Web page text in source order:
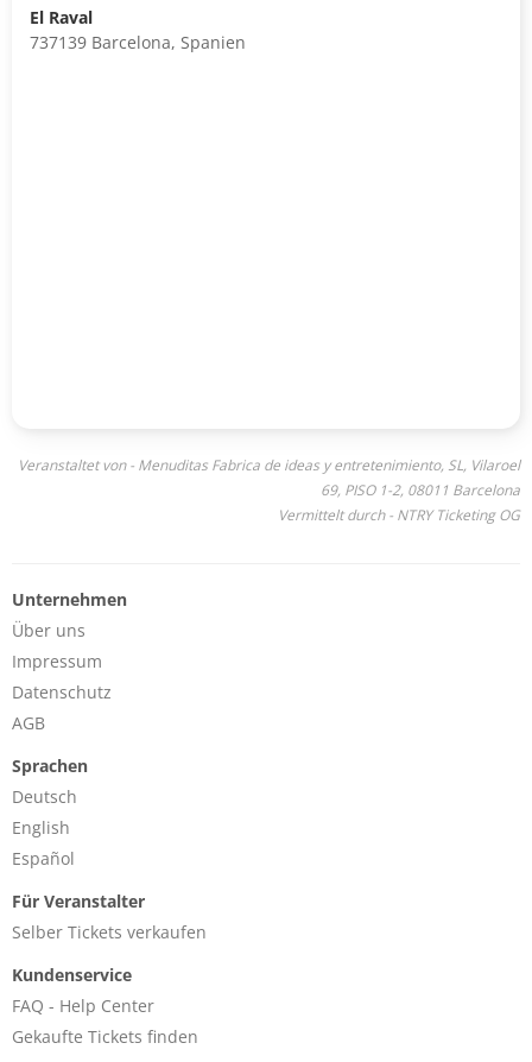
El Raval
737139 Barcelona, Spanien
Veranstaltet von - Menuditas Fabrica de ideas y entretenimiento, SL, Vilaroel
69, PISO 1-2, 08011 Barcelona
Vermittelt durch - NTRY Ticketing OG
Unternehmen
Über uns
Impressum
Datenschutz
AGB
Sprachen
Deutsch
English
Español
Für Veranstalter
Selber Tickets verkaufen
Kundenservice
FAQ - Help Center
Gekaufte Tickets finden